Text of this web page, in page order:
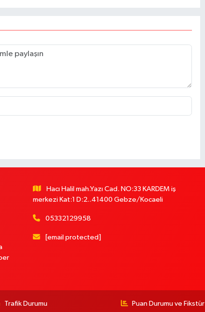
Hacı Halil mah.Yazı Cad. NO:33 KARDEM iş
merkezi Kat:1 D:2..41400 Gebze/Kocaeli
05332129958
[email protected]
Trafik Durumu Puan Durumu ve Fikstür